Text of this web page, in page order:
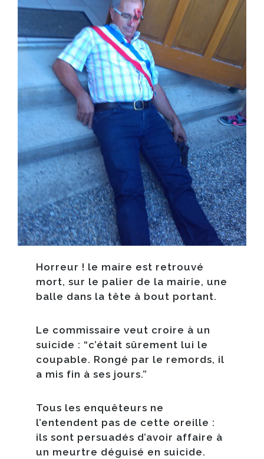
Horreur ! le maire est retrouvé
mort, sur le palier de la mairie, une
balle dans la tête à bout portant.
Le commissaire veut croire à un
suicide : “c’était sûrement lui le
coupable. Rongé par le remords, il
a mis fin à ses jours.”
Tous les enquêteurs ne
l’entendent pas de cette oreille :
ils sont persuadés d’avoir affaire à
un meurtre déguisé en suicide.